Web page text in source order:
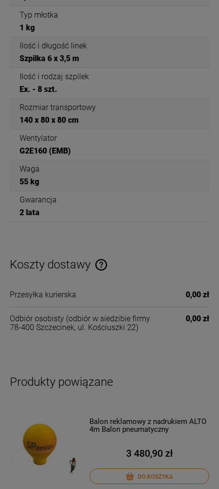
Typ młotka
1 kg
Ilość i długość linek
Szpilka 6 x 3,5 m
Ilość i rodzaj szpilek
Ex. - 8 szt.
Rozmiar transportowy
140 x 80 x 80 cm
Wentylator
G2E160 (EMB)
Waga
55 kg
Gwarancja
2 lata
Koszty dostawy
Cena nie zawiera ewentualnych kosztów płatności
Przesyłka kurierska 0,00 zł
Odbiór osobisty (odbiór w siedzibie firmy
78-400 Szczecinek, ul. Kościuszki 22)
0,00 zł
Produkty powiązane
Balon reklamowy z nadrukiem ALTO
4m Balon pneumatyczny
3 480,90 zł
DO KOSZYKA